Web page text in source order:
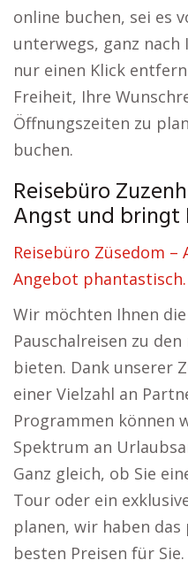
online buchen, sei es
unterwegs, ganz
nur einen Klick
Freiheit, Ihre
Öffnungszeiten zu
buchen.
Reisebüro
Angst und bringt
Reisebüro Züsedom –
Angebot phantastisch.
Wir möchten Ihnen
Pauschalreisen zu
bieten. Dank unserer
einer Vielzahl an
Programmen können
Spektrum an
Ganz gleich, ob Sie
Tour oder ein
planen, wir haben das
besten Preisen für Sie.